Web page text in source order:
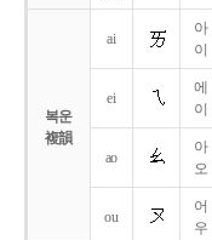
복운
複韻
ai
아
이
ei
에
이
ao
아
오
ou
어
우